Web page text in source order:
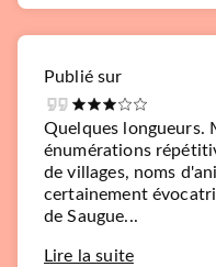
Publié sur
Quelques longueurs.
énumérations
de villages, noms
certainement
de Saugue...
Lire la suite